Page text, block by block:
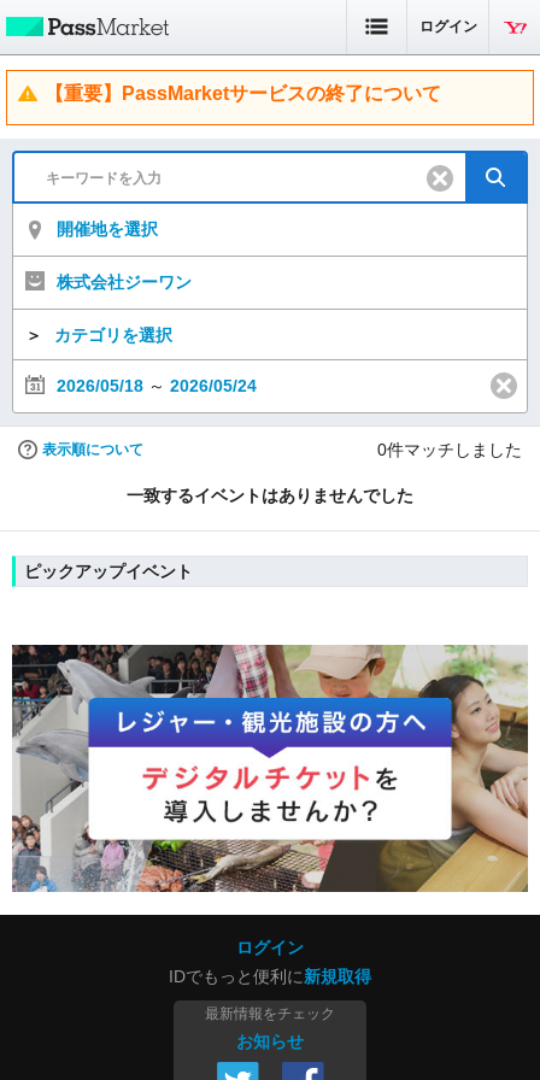
ログイン
【重要】PassMarketサービスの終了について
開催地を選択
株式会社ジーワン
＞ カテゴリを選択
2026/05/18 ～ 2026/05/24
表示順について 0件マッチしました
一致するイベントはありませんでした
ピックアップイベント
ログイン
IDでもっと便利に新規取得
最新情報をチェック
お知らせ